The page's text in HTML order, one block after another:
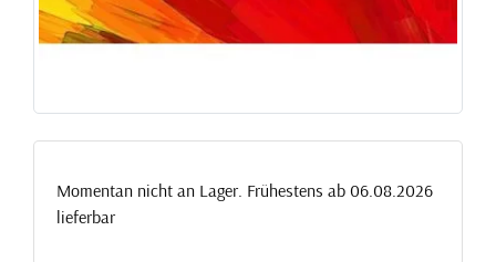
Momentan nicht an Lager. Frühestens ab 06.08.2026
lieferbar